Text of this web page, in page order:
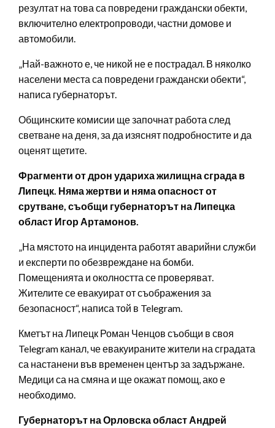
резултат на това са повредени граждански обекти,
включително електропроводи, частни домове и
автомобили.
„Най-важното е, че никой не е пострадал. В няколко
населени места са повредени граждански обекти“,
написа губернаторът.
Общинските комисии ще започнат работа след
светване на деня, за да изяснят подробностите и да
оценят щетите.
Фрагменти от дрон удариха жилищна сграда в
Липецк. Няма жертви и няма опасност от
срутване, съобщи губернаторът на Липецка
област Игор Артамонов.
„На мястото на инцидента работят аварийни служби
и експерти по обезвреждане на бомби.
Помещенията и околността се проверяват.
Жителите се евакуират от съображения за
безопасност“, написа той в Telegram.
Кметът на Липецк Роман Ченцов съобщи в своя
Telegram канал, че евакуираните жители на сградата
са настанени във временен център за задържане.
Медици са на смяна и ще окажат помощ, ако е
необходимо.
Губернаторът на Орловска област Андрей